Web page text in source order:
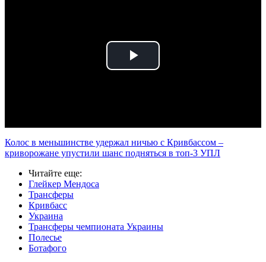
Play
Колос в меньшинстве удержал ничью с Кривбассом –
криворожане упустили шанс подняться в топ-3 УПЛ
Читайте еще:
Глейкер Мендоса
Трансферы
Кривбасс
Украина
Трансферы чемпионата Украины
Полесье
Ботафого